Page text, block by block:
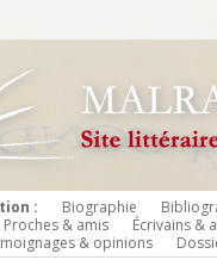
: Biographie
Proches & amis Écrivains &
& opinions